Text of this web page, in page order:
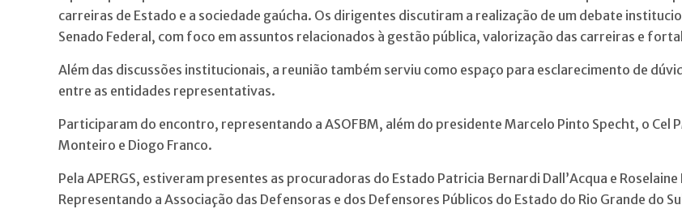
carreiras de Estado e a sociedade gaúcha. Os dirigentes discutiram a realização de um debate
Senado Federal, com foco em assuntos relacionados à gestão pública, valorização das carreiras e
Além das discussões institucionais, a reunião também serviu como espaço para esclarecimento de
entre as entidades representativas.
Participaram do encontro, representando a ASOFBM, além do presidente Marcelo Pinto Specht, o Cel
Monteiro e Diogo Franco.
Pela APERGS, estiveram presentes as procuradoras do Estado Patricia Bernardi Dall’Acqua e
Representando a Associação das Defensoras e dos Defensores Públicos do Estado do Rio Grande do